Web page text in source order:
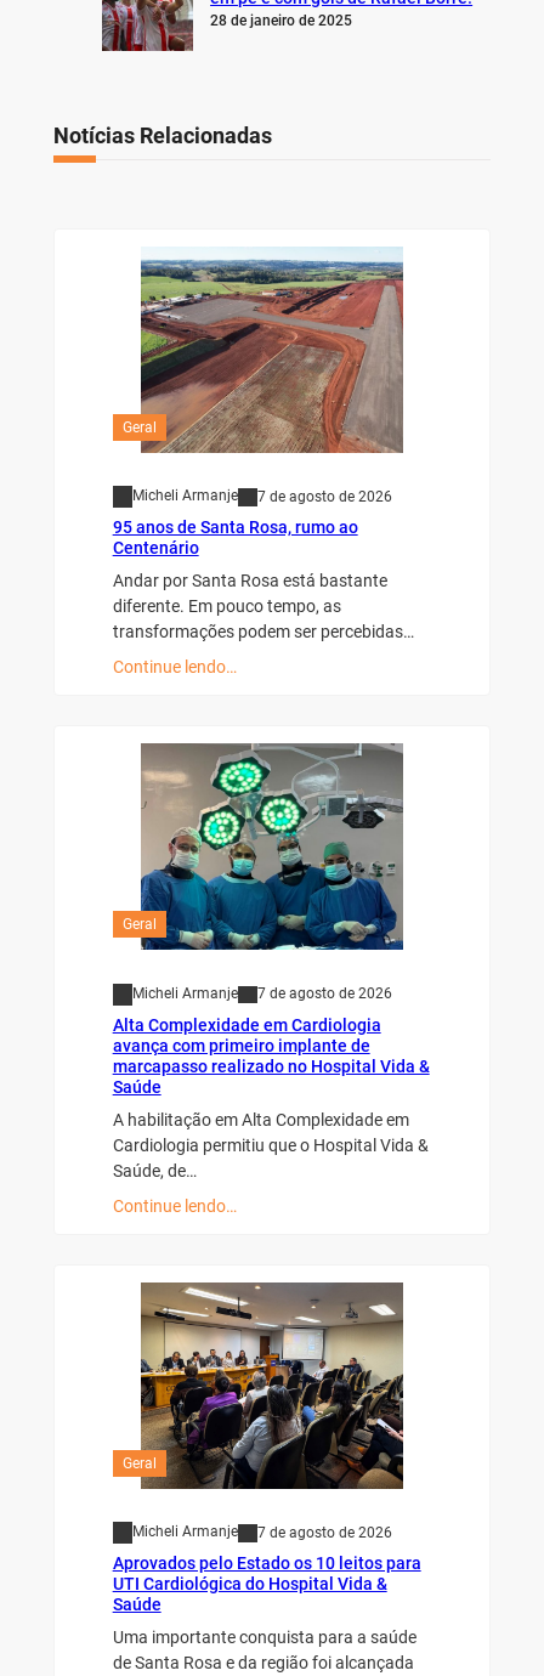
28 de janeiro de 2025
Notícias Relacionadas
Geral
Micheli Armanje 7 de agosto de 2026
95 anos de Santa Rosa, rumo ao
Centenário
Andar por Santa Rosa está bastante
diferente. Em pouco tempo, as
transformações podem ser percebidas…
Continue lendo…
Geral
Micheli Armanje 7 de agosto de 2026
Alta Complexidade em Cardiologia
avança com primeiro implante de
marcapasso realizado no Hospital Vida &
Saúde
A habilitação em Alta Complexidade em
Cardiologia permitiu que o Hospital Vida &
Saúde, de…
Continue lendo…
Geral
Micheli Armanje 7 de agosto de 2026
Aprovados pelo Estado os 10 leitos para
UTI Cardiológica do Hospital Vida &
Saúde
Uma importante conquista para a saúde
de Santa Rosa e da região foi alcançada